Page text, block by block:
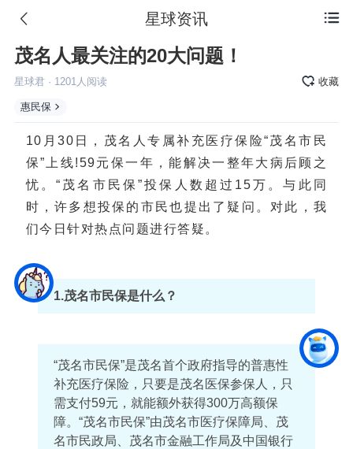
 星球资讯
茂名人最关注的20大问题！
星球君· 1201 人阅读 收藏
惠民保
10月30日，茂名人专属补充医疗保险“茂名市民
保”上线!59元保一年，能解决一整年大病后顾之
忧。“茂名市民保”投保人数超过15万。与此同
时，许多想投保的市民也提出了疑问。对此，我
们今日针对热点问题进行答疑。
1.茂名市民保是什么？
“茂名市民保”是茂名首个政府指导的普惠性
补充医疗保险，只要是茂名医保参保人，只
需支付59元，就能额外获得300万高额保
障。“茂名市民保”由茂名市医疗保障局、茂
名市民政局、茂名市金融工作局及中国银行